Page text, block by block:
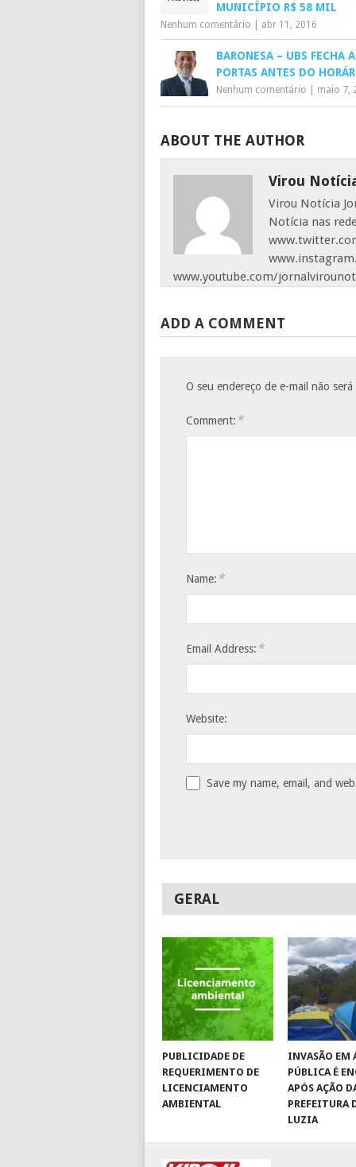
MUNICÍPIO R$ 58 MIL
Nenhum comentário abr 11, 2016
BARONESA – UBS FECHA
PORTAS ANTES DO
Nenhum comentário maio 7,
ABOUT THE AUTHOR
Virou
Virou Notícia
Notícia nas
www.youtube.com/
ADD A COMMENT
O seu endereço de e-mail não
Comment: *
Name: *
Email Address: *
Website:
Save my name, email, and
GERAL
PUBLICIDADE DE
REQUERIMENTO DE
LICENCIAMENTO
AMBIENTAL
INVASÃO EM
PÚBLICA É
APÓS AÇÃO
PREFEITURA
LUZIA